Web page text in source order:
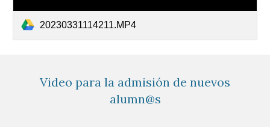
20230331114211.MP4
Video para la admisión de nuevos
alumn@s